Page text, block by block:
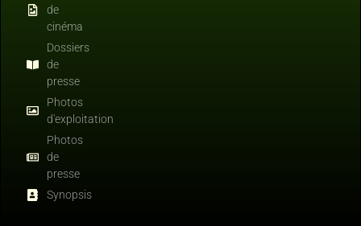
de
cinéma
Dossiers
de
presse
Photos
d'exploitation
Photos
de
presse
Synopsis